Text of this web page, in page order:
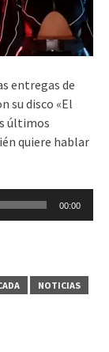
entregas de
su disco «El
últimos
quiere hablar
00:00
NOTICIAS